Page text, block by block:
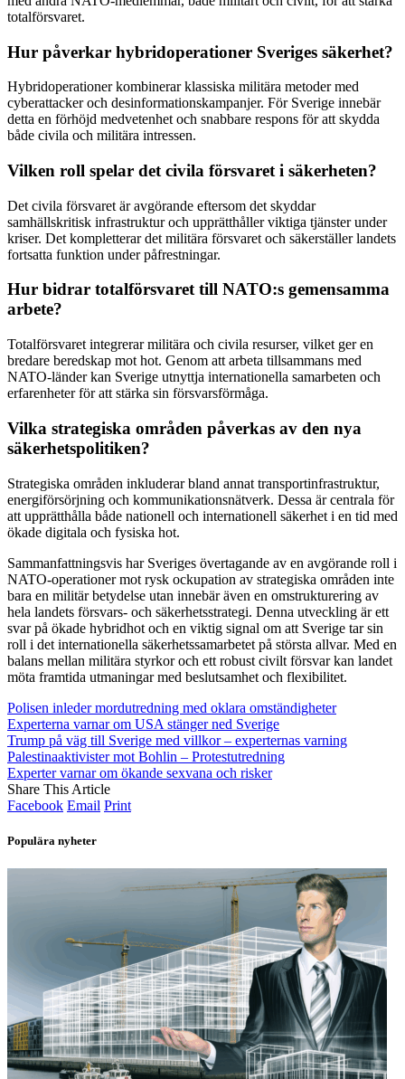
totalförsvaret.
Hur påverkar hybridoperationer Sveriges säkerhet?
Hybridoperationer kombinerar klassiska militära metoder med
cyberattacker och desinformationskampanjer. För Sverige innebär
detta en förhöjd medvetenhet och snabbare respons för att skydda
både civila och militära intressen.
Vilken roll spelar det civila försvaret i säkerheten?
Det civila försvaret är avgörande eftersom det skyddar
samhällskritisk infrastruktur och upprätthåller viktiga tjänster under
kriser. Det kompletterar det militära försvaret och säkerställer landets
fortsatta funktion under påfrestningar.
Hur bidrar totalförsvaret till NATO:s gemensamma
arbete?
Totalförsvaret integrerar militära och civila resurser, vilket ger en
bredare beredskap mot hot. Genom att arbeta tillsammans med
NATO-länder kan Sverige utnyttja internationella samarbeten och
erfarenheter för att stärka sin försvarsförmåga.
Vilka strategiska områden påverkas av den nya
säkerhetspolitiken?
Strategiska områden inkluderar bland annat transportinfrastruktur,
energiförsörjning och kommunikationsnätverk. Dessa är centrala för
att upprätthålla både nationell och internationell säkerhet i en tid med
ökade digitala och fysiska hot.
Sammanfattningsvis har Sveriges övertagande av en avgörande roll i
NATO-operationer mot rysk ockupation av strategiska områden inte
bara en militär betydelse utan innebär även en omstrukturering av
hela landets försvars- och säkerhetsstrategi. Denna utveckling är ett
svar på ökade hybridhot och en viktig signal om att Sverige tar sin
roll i det internationella säkerhetssamarbetet på största allvar. Med en
balans mellan militära styrkor och ett robust civilt försvar kan landet
möta framtida utmaningar med beslutsamhet och flexibilitet.
Polisen inleder mordutredning med oklara omständigheter
Experterna varnar om USA stänger ned Sverige
Trump på väg till Sverige med villkor – experternas varning
Palestinaaktivister mot Bohlin – Protestutredning
Experter varnar om ökande sexvana och risker
Share This Article
Facebook Email Print
Populära nyheter